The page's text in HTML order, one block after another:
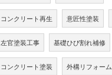
コンクリート再生 意匠性塗装
左官塗装工事 基礎ひび割れ補修
コンクリート塗装 外構リフォーム